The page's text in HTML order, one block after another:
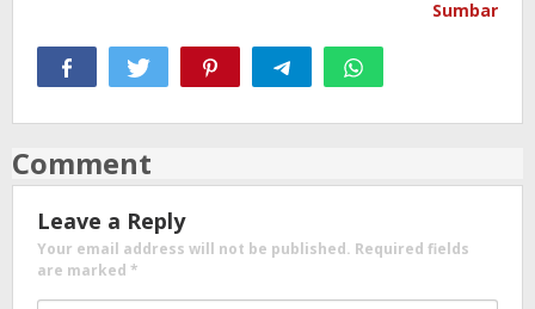
Sumbar
Comment
Leave a Reply
Your email address will not be published. Required fields
are marked *